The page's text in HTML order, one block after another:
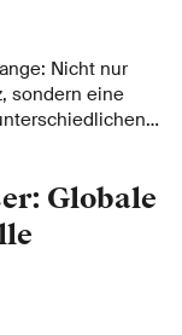
Nicht nur
sondern eine
nachgewiesen,
Globale